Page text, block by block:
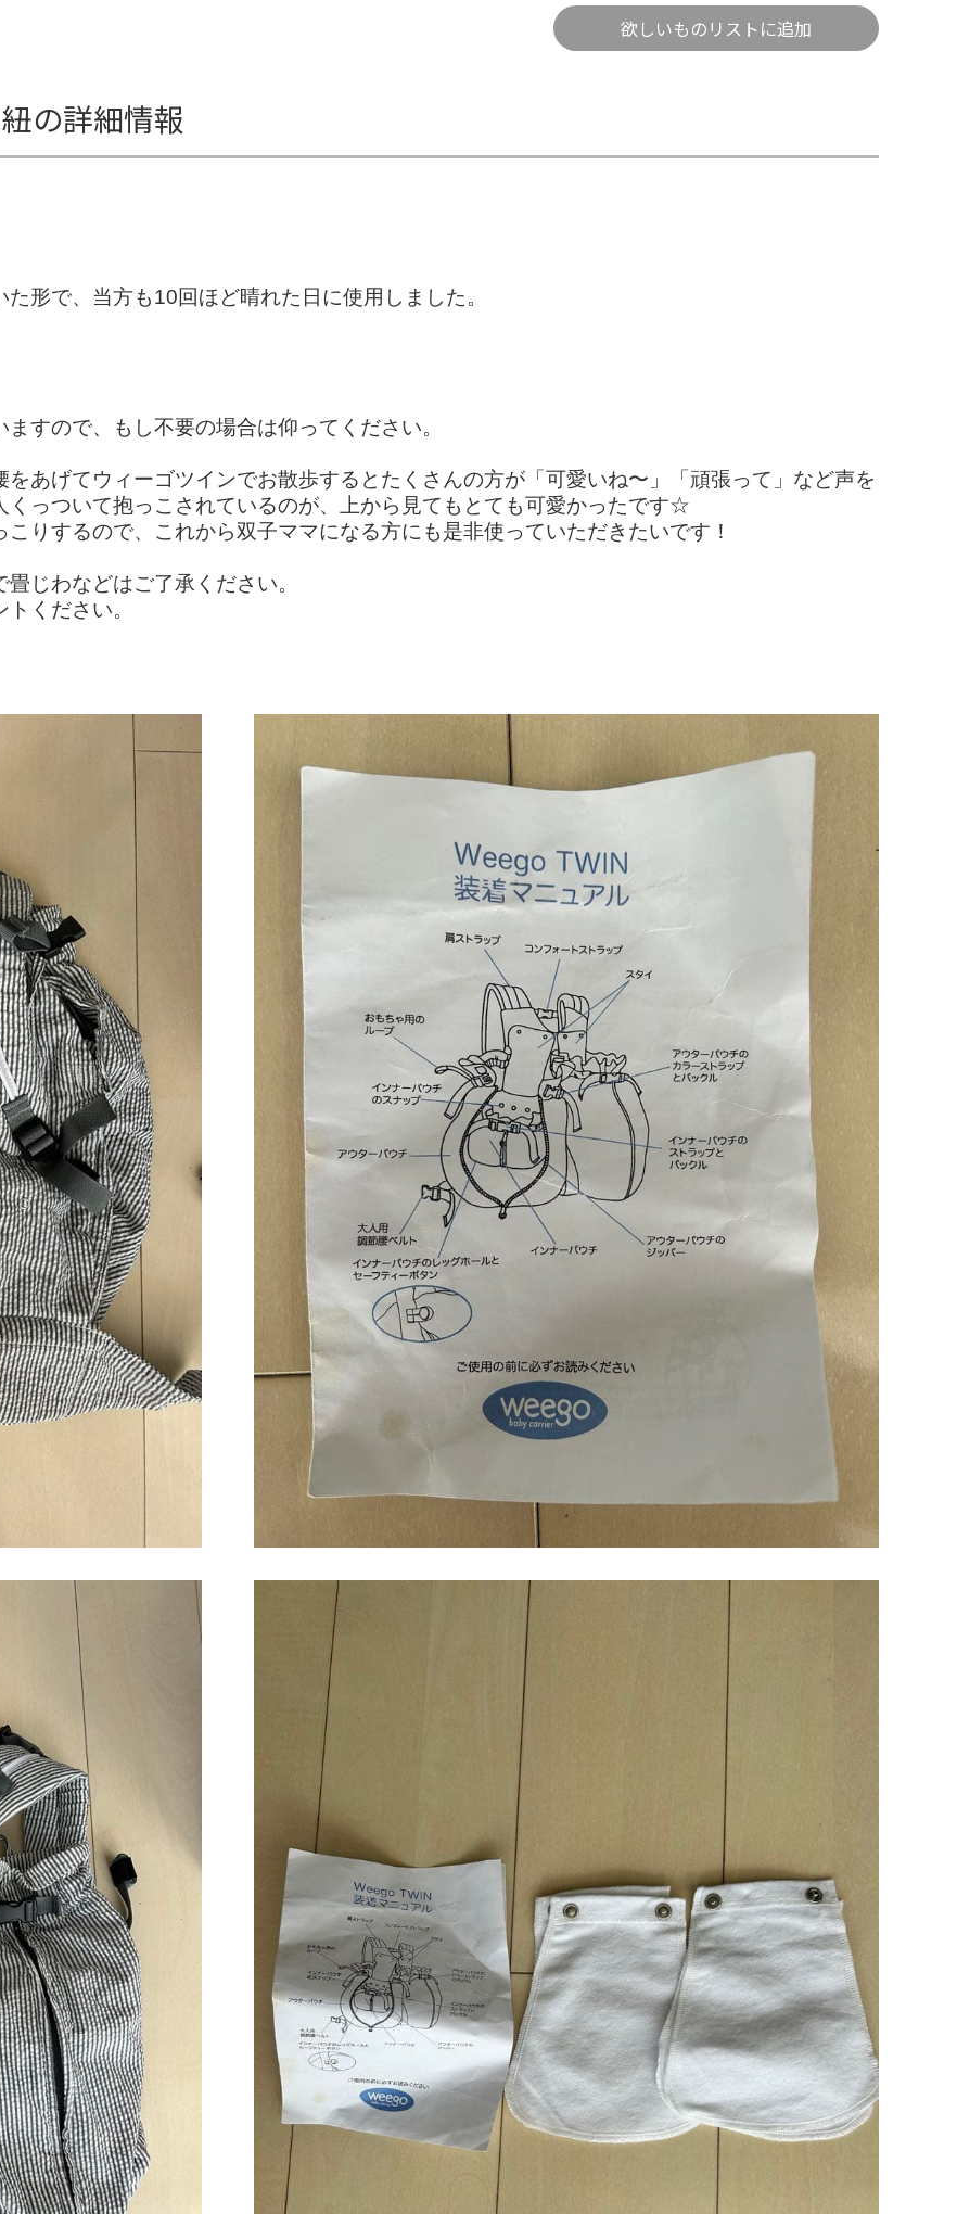
欲しいものリストに追加
の詳細情報
形で、当方も10回ほど晴れた日に使用しました。
すので、もし不要の場合は仰ってください。
あげてウィーゴツインでお散歩するとたくさんの方が「可愛いね〜」「頑張って」など声を
っついて抱っこされているのが、上から見てもとても可愛かったです☆
りするので、これから双子ママになる方にも是非使っていただきたいです！
じわなどはご了承ください。
ください。